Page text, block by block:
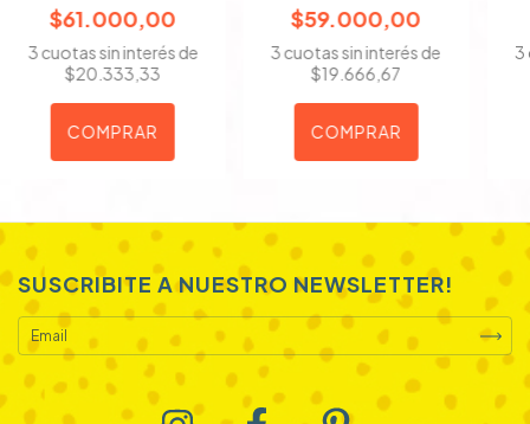
$61.000,00
3cuotas sin interés de
$20.333,33
COMPRAR
$59.000,00
3cuotas sin interés de
$19.666,67
COMPRAR
3
SUSCRIBITE A NUESTRO NEWSLETTER!